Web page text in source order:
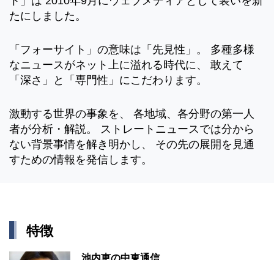
たにしました。
「フォーサイト」の意味は「先見性」。 多種多様
なニュースがネット上に溢れる時代に、 敢えて
「深さ」と「専門性」にこだわります。
激動する世界の事象を、 各地域、各分野の第一人
者が分析・解説。 ストレートニュースでは分から
ない背景事情を解き明かし、 その先の展開を見通
すための情報を発信します。
特徴